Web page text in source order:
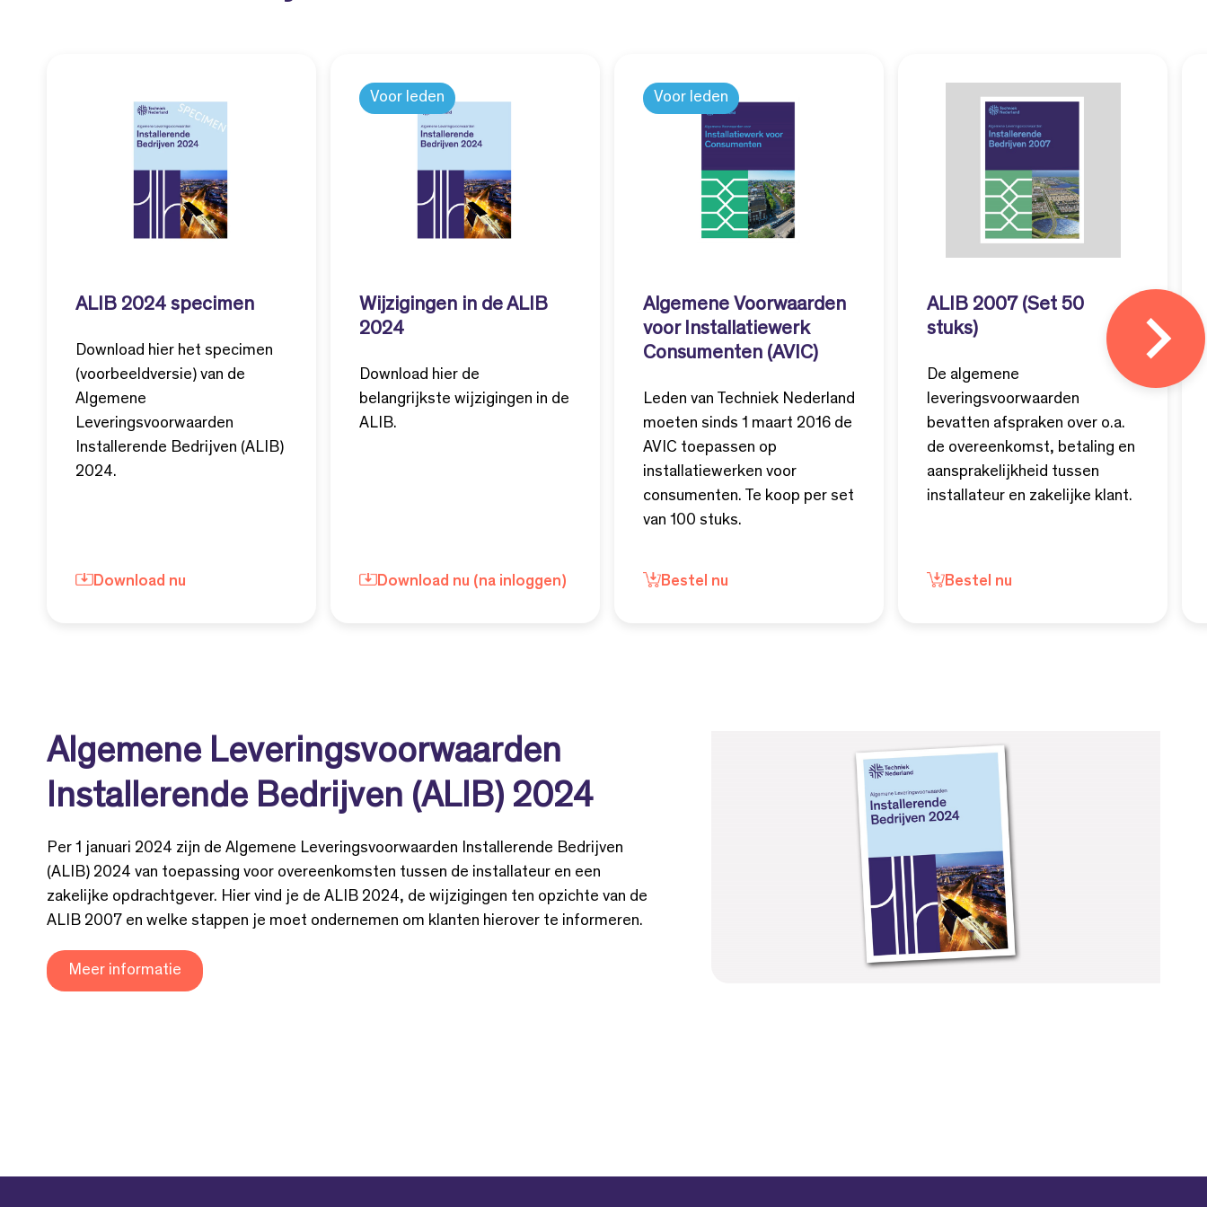
ALIB 2024 specimen
Download hier het specimen
(voorbeeldversie) van de
Algemene
Leveringsvoorwaarden
Installerende Bedrijven (ALIB)
2024.
Download nu
Voor leden
Wijzigingen in de ALIB
2024
Download hier de
belangrijkste wijzigingen in de
ALIB.
Download nu (na inloggen)
Voor leden
Algemene Voorwaarden
voor Installatiewerk
Consumenten (AVIC)
Leden van Techniek Nederland
moeten sinds 1 maart 2016 de
AVIC toepassen op
installatiewerken voor
consumenten. Te koop per set
van 100 stuks.
Bestel nu
ALIB 2007 (Set 50
stuks)
De algemene
leveringsvoorwaarden
bevatten afspraken over o.a.
de overeenkomst, betaling en
aansprakelijkheid tussen
installateur en zakelijke klant.
Bestel nu
Algemene Leveringsvoorwaarden
Installerende Bedrijven (ALIB) 2024
Per 1 januari 2024 zijn de Algemene Leveringsvoorwaarden Installerende Bedrijven
(ALIB) 2024 van toepassing voor overeenkomsten tussen de installateur en een
zakelijke opdrachtgever. Hier vind je de ALIB 2024, de wijzigingen ten opzichte van de
ALIB 2007 en welke stappen je moet ondernemen om klanten hierover te informeren.
Meer informatie